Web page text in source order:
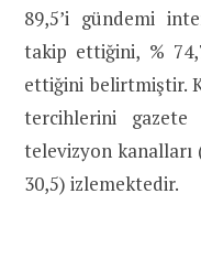
89,5’i gündemi
takip ettiğini, %
ettiğini belirtmiştir.
tercihlerini gazete
televizyon kanalları
30,5) izlemektedir.